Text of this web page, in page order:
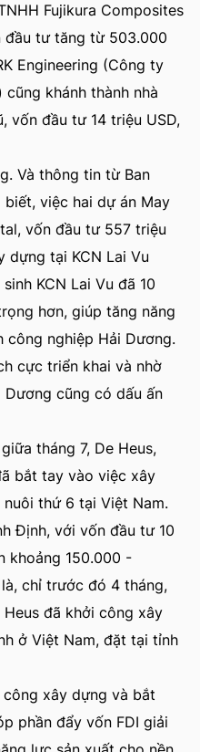
Fujikura Composites
đầu tư tăng từ 503.000
Engineering (Công ty
khánh thành nhà
vốn đầu tư 14 triệu USD,
Và thông tin từ Ban
việc hai dự án May
vốn đầu tư 557 triệu
dựng tại KCN Lai Vu
KCN Lai Vu đã 10
hơn, giúp tăng năng
công nghiệp Hải Dương.
cực triển khai và nhờ
Dương cũng có dấu ấn
tháng 7, De Heus,
bắt tay vào việc xây
thứ 6 tại Việt Nam.
Định, với vốn đầu tư 10
khoảng 150.000 -
chỉ trước đó 4 tháng,
đã khởi công xây
ở Việt Nam, đặt tại tỉnh
xây dựng và bắt
phần đẩy vốn FDI giải